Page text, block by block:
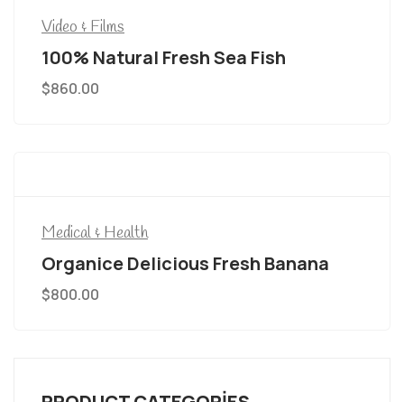
Video & Films
100% Natural Fresh Sea Fish
$860.00
Medical & Health
Organice Delicious Fresh Banana
$800.00